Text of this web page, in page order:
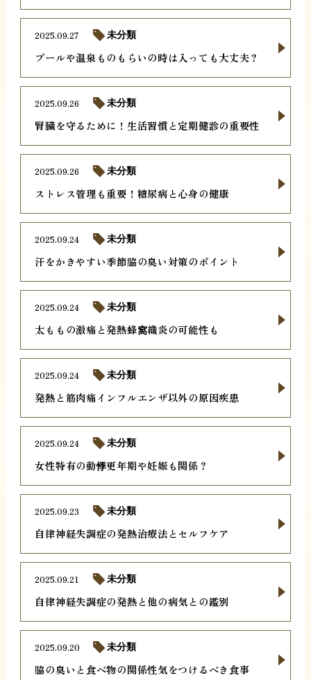
プールや温泉ものもらいの時は入っても大丈夫？
2025.09.27 未分類
腎臓を守るために！生活習慣と定期健診の重要性
2025.09.26 未分類
ストレス管理も重要！糖尿病と心身の健康
2025.09.26 未分類
汗をかきやすい季節脇の臭い対策のポイント
2025.09.24 未分類
太ももの激痛と発熱蜂窩織炎の可能性も
2025.09.24 未分類
発熱と筋肉痛インフルエンザ以外の原因疾患
2025.09.24 未分類
女性特有の動悸更年期や妊娠も関係？
2025.09.24 未分類
自律神経失調症の発熱治療法とセルフケア
2025.09.23 未分類
自律神経失調症の発熱と他の病気との鑑別
2025.09.21 未分類
脇の臭いと食べ物の関係性気をつけるべき食事
2025.09.20 未分類